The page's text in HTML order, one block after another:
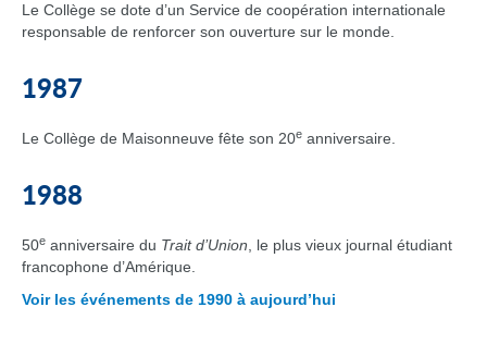
Le Collège se dote d’un Service de coopération internationale
responsable de renforcer son ouverture sur le monde.
1987
Le Collège de Maisonneuve fête son 20e anniversaire.
1988
50e anniversaire du Trait d’Union , le plus vieux journal étudiant
francophone d’Amérique.
Voir les événements de 1990 à aujourd’hui